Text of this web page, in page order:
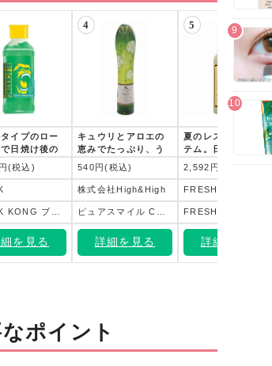
イプのロー
日焼け後の
肌を
(税込)
を見る
4
キュウリとアロエの
恵みでたっぷり、う
るおいチャージ！！
540円(税込)
株式会社High&High
詳細を見る
5
夏のレスキューアイ
テム。日焼けしてお
肌の火照りを鎮めた
いときに。
2,592円(税込)
FRESH
詳細を見る
ポイント